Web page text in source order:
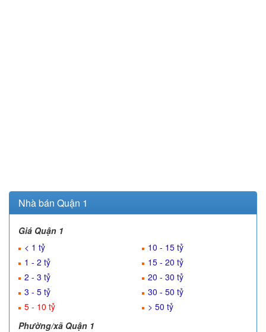
Nhà bán Quận 1
Giá Quận 1
< 1 tỷ
1 - 2 tỷ
2 - 3 tỷ
3 - 5 tỷ
5 - 10 tỷ
10 - 15 tỷ
15 - 20 tỷ
20 - 30 tỷ
30 - 50 tỷ
> 50 tỷ
Phường/xã Quận 1